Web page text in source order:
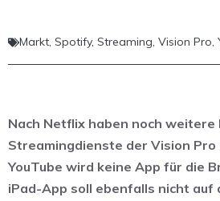
Markt, Spotify, Streaming, Vision Pro,
Nach Netflix haben noch weitere
Streamingdienste der Vision
YouTube wird keine App für die
iPad-App soll ebenfalls nicht auf